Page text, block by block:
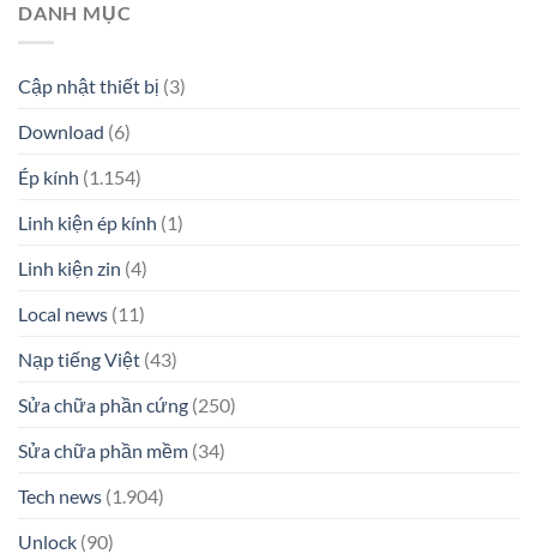
DANH MỤC
Cập nhật thiết bị (3)
Download (6)
Ép kính (1.154)
Linh kiện ép kính (1)
Linh kiện zin (4)
Local news (11)
Nạp tiếng Việt (43)
Sửa chữa phần cứng (250)
Sửa chữa phần mềm (34)
Tech news (1.904)
Unlock (90)